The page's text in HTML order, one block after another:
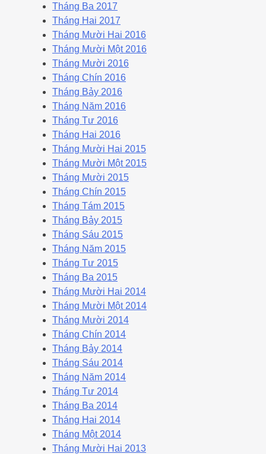
Tháng Ba 2017
Tháng Hai 2017
Tháng Mười Hai 2016
Tháng Mười Một 2016
Tháng Mười 2016
Tháng Chín 2016
Tháng Bảy 2016
Tháng Năm 2016
Tháng Tư 2016
Tháng Hai 2016
Tháng Mười Hai 2015
Tháng Mười Một 2015
Tháng Mười 2015
Tháng Chín 2015
Tháng Tám 2015
Tháng Bảy 2015
Tháng Sáu 2015
Tháng Năm 2015
Tháng Tư 2015
Tháng Ba 2015
Tháng Mười Hai 2014
Tháng Mười Một 2014
Tháng Mười 2014
Tháng Chín 2014
Tháng Bảy 2014
Tháng Sáu 2014
Tháng Năm 2014
Tháng Tư 2014
Tháng Ba 2014
Tháng Hai 2014
Tháng Một 2014
Tháng Mười Hai 2013